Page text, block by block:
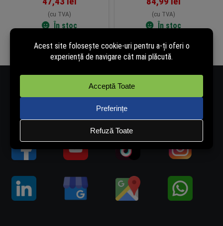
(cu TVA)
În stoc
Adaugă în coș
(cu TVA)
În stoc
Adaugă în coș
Număr de telefon - 0334.405.358
Adresă de e-mail - vanzari@rovision.ro
Ne găsești și pe: